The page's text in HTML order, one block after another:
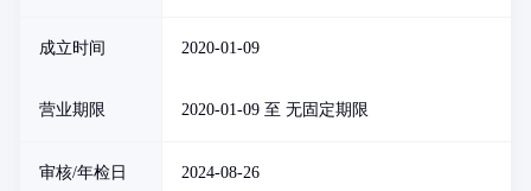
成立时间 2020-01-09
营业期限 2020-01-09 至 无固定期限
审核/年检日
2024-08-26